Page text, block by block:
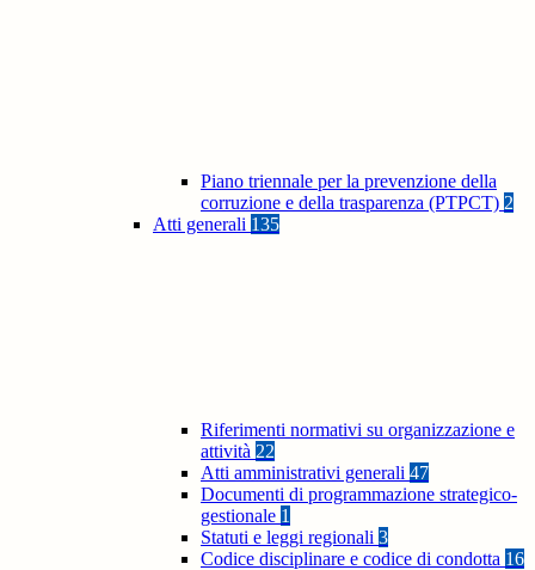
Piano triennale per la prevenzione della
corruzione e della trasparenza (PTPCT) 2
Atti generali 135
Riferimenti normativi su organizzazione e
attività 22
Atti amministrativi generali 47
Documenti di programmazione strategico-
gestionale 1
Statuti e leggi regionali 3
Codice disciplinare e codice di condotta 16